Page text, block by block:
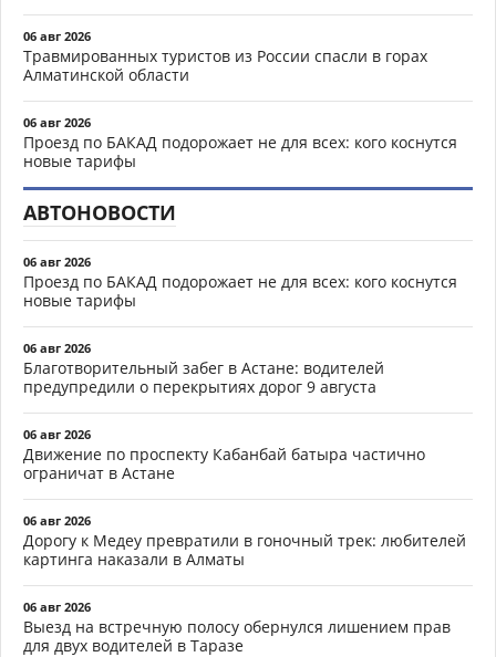
06 авг 2026
Травмированных туристов из России спасли в горах
Алматинской области
06 авг 2026
Проезд по БАКАД подорожает не для всех: кого коснутся
новые тарифы
АВТОНОВОСТИ
06 авг 2026
Проезд по БАКАД подорожает не для всех: кого коснутся
новые тарифы
06 авг 2026
Благотворительный забег в Астане: водителей
предупредили о перекрытиях дорог 9 августа
06 авг 2026
Движение по проспекту Кабанбай батыра частично
ограничат в Астане
06 авг 2026
Дорогу к Медеу превратили в гоночный трек: любителей
картинга наказали в Алматы
06 авг 2026
Выезд на встречную полосу обернулся лишением прав
для двух водителей в Таразе